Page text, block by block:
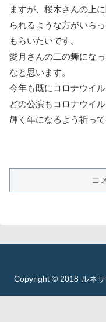
ますが、桜木さんの上
られるような方がいら
もらいたいです。
愛月さんの二の舞にな
なと思います。
今年も既にコロナウイ
どの公演もコロナウイ
輝く年になるよう祈って
コ
Copyright © 2018 ルネ